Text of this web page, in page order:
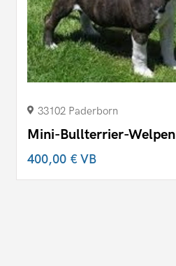
33102 Paderborn
Mini-Bullterrier-Welpen
400,00 €VB